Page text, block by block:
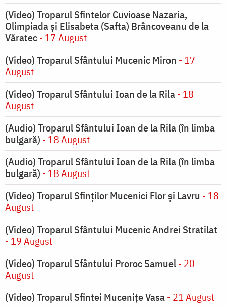
(Video) Troparul Sfintelor Cuvioase Nazaria,
Olimpiada și Elisabeta (Safta) Brâncoveanu de la
Văratec- 17 August
(Video) Troparul Sfântului Mucenic Miron - 17
August
(Video) Troparul Sfântului Ioan de la Rila- 18
August
(Audio) Troparul Sfântului Ioan de la Rila (în limba
bulgară) - 18 August
(Audio) Troparul Sfântului Ioan de la Rila (în limba
bulgară) - 18 August
(Video) Troparul Sfinților Mucenici Flor și Lavru - 18
August
(Video) Troparul Sfântului Mucenic Andrei Stratilat
- 19 August
(Video) Troparul Sfântului Proroc Samuel- 20
August
(Video) Troparul Sfintei Mucenițe Vasa- 21 August